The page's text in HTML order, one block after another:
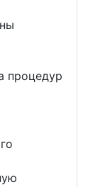
процедур